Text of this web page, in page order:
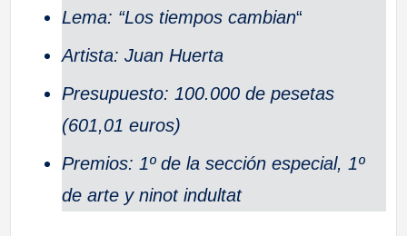
Lema: “Los tiempos cambian“
Artista: Juan Huerta
Presupuesto: 100.000 de pesetas
(601,01 euros)
Premios: 1º de la sección especial, 1º
de arte y ninot indultat